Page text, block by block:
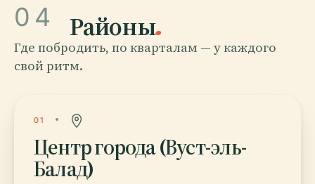
04 Районы.
Где побродить, по кварталам — у каждого
свой ритм.
01
Центр города (Вуст-эль-
Балад)